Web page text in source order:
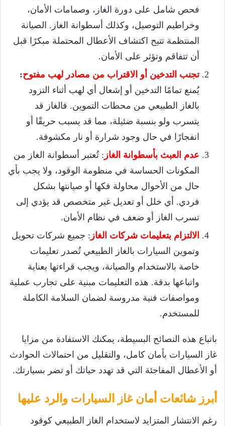
فحص شامل على دورة الغاز، وصمامات الأمان،
وخراطيم التوصيل، وكذلك أسطوانة الغاز. الصيانة
المنتظمة تتيح اكتشاف الأعطال المحتملة مبكرًا قبل
أن تتفاقم وتؤثر على الأمان.
تجنب التدخين أو الاقتراب من مصادر لهب مفتوح:
يُمنع تمامًا التدخين أو إشعال أي لهب أثناء التزود
بالغاز الطبيعي من محطات التموين. فالغاز قد
يتسرب ولو بنسبة ضئيلة، مما قد يسبب حريقًا أو
انفجارًا في حال وجود شرارة أو نار مكشوفة.
عدم العبث بأسطوانة الغاز : تُعتبر أسطوانة الغاز من
المكونات الحساسة في منظومة الوقود، ولا يجب بأي
حال من الأحوال محاولة فكها أو صيانتها بشكل
فردي. أي خلل أو تعديل غير متخصص قد يؤدي إلى
تسرب الغاز أو ضعف في نظام الأمان.
الالتزام بتعليمات شركات الغاز : جميع شركات تحويل
وتموين السيارات بالغاز الطبيعي تُصدر تعليمات
خاصة بالاستخدام والصيانة، ويجب قراءتها بعناية
واتباعها بدقة. هذه التعليمات مبنية على تجارب عملية
ومواصفات فنية مدروسة لضمان السلامة الكاملة
للمستخدم.
باتباع هذه النصائح البسيطة، يمكنك الاستفادة من مزايا
غاز السيارات بأمان كامل، والتقليل من احتمالات الحوادث
أو الأعطال المفاجئة التي قد تهدد حياتك أو تضر بسيارتك.
أبرز شائعات أمان غاز السيارات والرد عليها
رغم الانتشار المتزايد لاستخدام الغاز الطبيعي كوقود